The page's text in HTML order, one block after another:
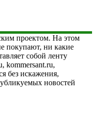
проектом. На этом
покупают, ни какие
собой ленту
kommersant.ru,
без искажения,
новостей